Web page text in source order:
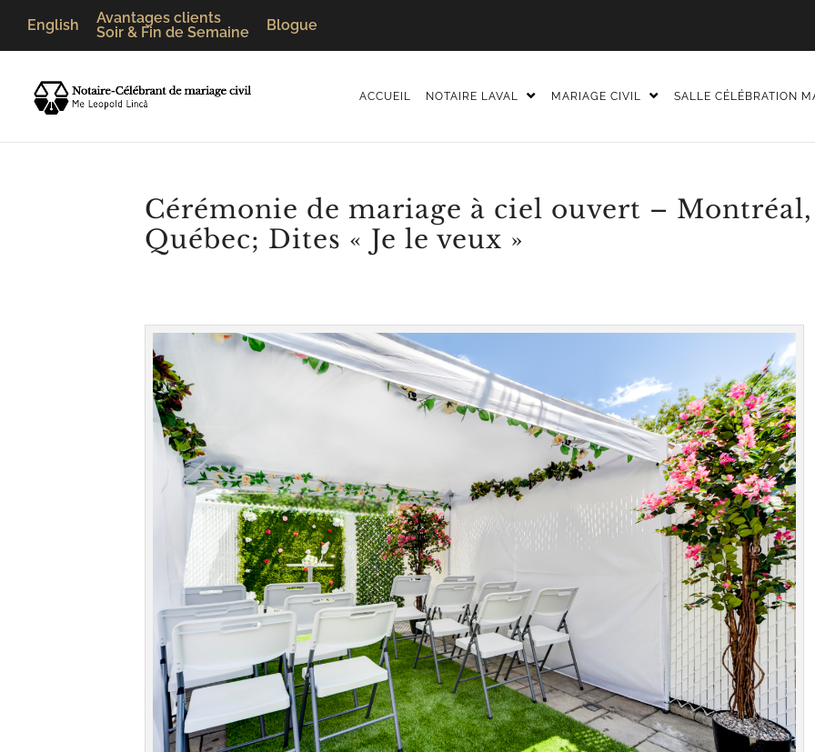
English
Avantages clients
Soir & Fin de Semaine
Blogue
ACCUEIL NOTAIRE LAVAL MARIAGE CIVIL SALLE CÉLÉBRATION
Cérémonie de mariage à ciel ouvert – Montréal,
Québec; Dites « Je le veux »